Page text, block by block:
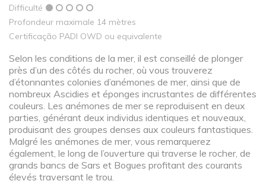
Difficulté
Profondeur maximale 14 mètres
Certificação PADI OWD ou equivalente
Selon les conditions de la mer, il est conseillé de plonger
près d’un des côtés du rocher, où vous trouverez
d’étonnantes colonies d’anémones de mer, ainsi que de
nombreux Ascidies et éponges incrustantes de différentes
couleurs. Les anémones de mer se reproduisent en deux
parties, générant deux individus identiques et nouveaux,
produisant des groupes denses aux couleurs fantastiques.
Malgré les anémones de mer, vous remarquerez
également, le long de l’ouverture qui traverse le rocher, de
grands bancs de Sars et Bogues profitant des courants
élevés traversant le trou.